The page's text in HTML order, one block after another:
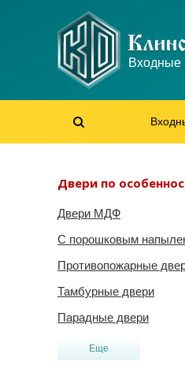
Входные
Двери по
Двери МДФ
С порошковым
Противопожарные
Тамбурные двери
Парадные двери
Еще
Max
Мы онлайн!
WhatsApp
Мы онлайн!
Telegram
Мы онлайн!
Max
Мы онлайн!
WhatsApp
Мы онлайн!